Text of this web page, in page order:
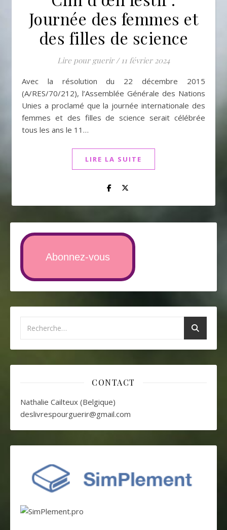
Journée des femmes et
des filles de science
Lire pour guerir / 11 février 2024
Avec la résolution du 22 décembre 2015
(A/RES/70/212), l’Assemblée Générale des Nations
Unies a proclamé que la journée internationale des
femmes et des filles de science serait célébrée
tous les ans le 11…
LIRE LA SUITE
Abonnez-vous
CONTACT
Nathalie Cailteux (Belgique)
deslivrespourguerir@gmail.com